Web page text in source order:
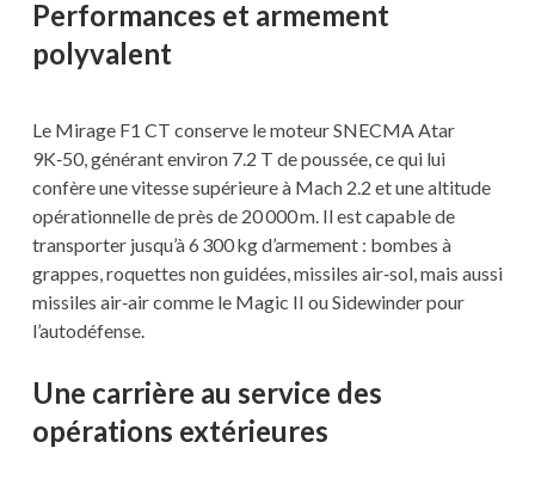
Performances et armement
polyvalent
Le Mirage F1 CT conserve le moteur SNECMA Atar
9K‑50, générant environ 7.2 T de poussée, ce qui lui
confère une vitesse supérieure à Mach 2.2 et une altitude
opérationnelle de près de 20 000 m. Il est capable de
transporter jusqu’à 6 300 kg d’armement : bombes à
grappes, roquettes non guidées, missiles air‑sol, mais aussi
missiles air‑air comme le Magic II ou Sidewinder pour
l’autodéfense.
Une carrière au service des
opérations extérieures